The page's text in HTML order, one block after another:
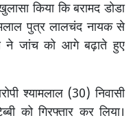
किया कि बरामद डोडा
पुत्र लालचंद नायक से
ने जांच को आगे बढ़ाते हुए
श्यामलाल (30) निवासी
को गिरफ्तार कर लिया।